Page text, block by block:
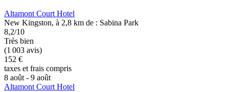
Altamont Court Hotel
New Kingston, à 2,8 km de : Sabina Park
8,2/10
Très bien
(1 003 avis)
152 €
taxes et frais compris
8 août - 9 août
Altamont Court Hotel